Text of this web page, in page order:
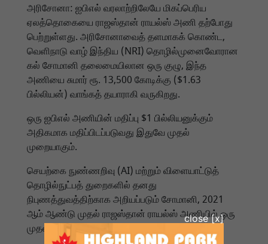
அரிசோனா: ஐபிஎல் வரலாற்றிலேயே மிகப்பெரிய
ஏலத்தொகையை ராஜஸ்தான் ராயல்ஸ் அணி தற்போது
பெற்றுள்ளது. அரிசோனாவைத் தளமாகக் கொண்ட,
வெளிநாடு வாழ் இந்திய (NRI) தொழில்முனைவோரான
கல் சோமானி தலைமையிலான ஒரு குழு, இந்த
அணியை சுமார் ரூ. 13,500 கோடிக்கு ($1.63
பில்லியன்) வாங்கத் தயாராகி வருகிறது.
ஒரு ஐபிஎல் அணியின் மதிப்பு $1 பில்லியனுக்கும்
அதிகமாக மதிப்பிடப்படுவது இதுவே முதல்
முறையாகும்.
செயற்கை நுண்ணறிவு (AI) மற்றும் விளையாட்டுத்
தொழில்நுட்பத் துறைகளில் தனது
நிபுணத்துவத்திற்காக அறியப்படும் சோமானி, 2021
ஆம் ஆண்டு முதல் ராஜஸ்தான் ராயல்ஸ் அணியில் ஒரு
முதலீட்டாளராக இருந்து வருகிறார்.